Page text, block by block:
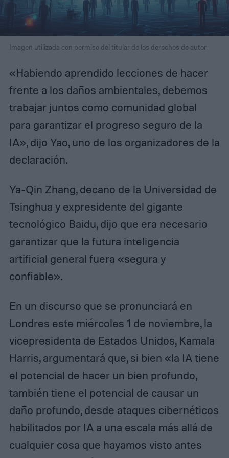
Imagen utilizada con permiso del titular de los derechos de autor
«Habiendo aprendido lecciones de hacer
frente a los daños ambientales, debemos
trabajar juntos como comunidad global
para garantizar el progreso seguro de la
IA», dijo Yao, uno de los organizadores de la
declaración.
Ya-Qin Zhang, decano de la Universidad de
Tsinghua y expresidente del gigante
tecnológico Baidu, dijo que era necesario
garantizar que la futura inteligencia
artificial general fuera «segura y
confiable».
En un discurso que se pronunciará en
Londres este miércoles 1 de noviembre, la
vicepresidenta de Estados Unidos, Kamala
Harris, argumentará que, si bien «la IA tiene
el potencial de hacer un bien profundo,
también tiene el potencial de causar un
daño profundo, desde ataques cibernéticos
habilitados por IA a una escala más allá de
cualquier cosa que hayamos visto antes